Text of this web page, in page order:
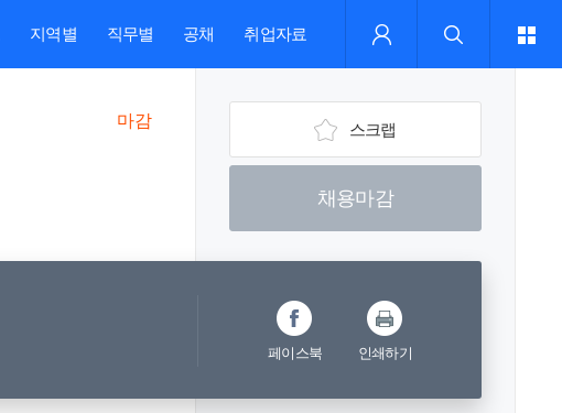
지역별 직무별 공채 취업자료
마감 스크랩
채용마감
페이스북 인쇄하기